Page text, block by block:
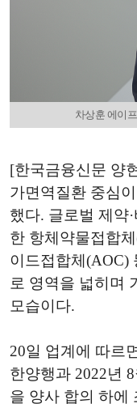
차상훈 에이
[한국금융신문 양
가면역질환 중심
했다. 글로벌 제약
한 항체약물접합
이드접합체(AOC)
로 영역을 넓히며
모습이다.
20일 업계에 따르
한양행과 2022년
을 양사 합의 하에